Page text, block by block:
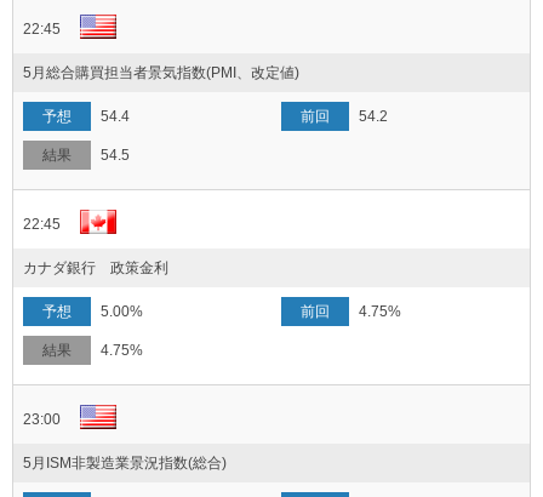
22:45
5月総合購買担当者景気指数(PMI、改定値)
54.4 54.2
54.5
22:45
カナダ銀行 政策金利
5.00% 4.75%
4.75%
23:00
5月ISM非製造業景況指数(総合)